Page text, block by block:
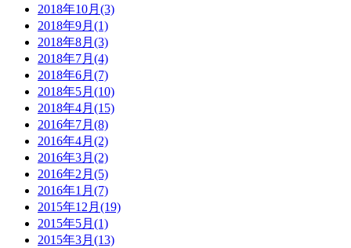
2018年10月(3)
2018年9月(1)
2018年8月(3)
2018年7月(4)
2018年6月(7)
2018年5月(10)
2018年4月(15)
2016年7月(8)
2016年4月(2)
2016年3月(2)
2016年2月(5)
2016年1月(7)
2015年12月(19)
2015年5月(1)
2015年3月(13)